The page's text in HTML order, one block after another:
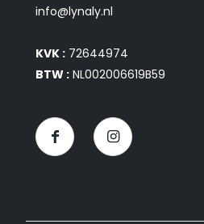
info@lynaly.nl
KVK : 72644974
BTW : NL002006619B59